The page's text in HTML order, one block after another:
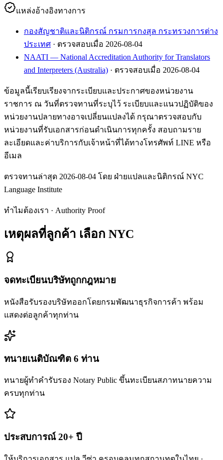
แหล่งอ้างอิงทางการ
กองสัญชาติและนิติกรณ์ กรมการกงสุล กระทรวงการต่าง
ประเทศ · ตรวจสอบเมื่อ 2026-08-04
NAATI — National Accreditation Authority for Translators
and Interpreters (Australia) · ตรวจสอบเมื่อ 2026-08-04
ข้อมูลนี้เรียบเรียงจากระเบียบและประกาศของหน่วยงาน
ราชการ ณ วันที่ตรวจทานที่ระบุไว้ ระเบียบและแนวปฏิบัติของ
หน่วยงานปลายทางอาจเปลี่ยนแปลงได้ กรุณาตรวจสอบกับ
หน่วยงานที่รับเอกสารก่อนดำเนินการทุกครั้ง สอบถามราย
ละเอียดและค่าบริการกับเจ้าหน้าที่ได้ทางโทรศัพท์ LINE หรือ
อีเมล
ตรวจทานล่าสุด 2026-08-04 โดย ฝ่ายแปลและนิติกรณ์ NYC
Language Institute
ทำไมต้องเรา · Authority Proof
เหตุผลที่ลูกค้า เลือก NYC
จดทะเบียนบริษัทถูกกฎหมาย
หนังสือรับรองบริษัทออกโดยกรมพัฒนาธุรกิจการค้า พร้อม
แสดงต่อลูกค้าทุกท่าน
ทนายเนติบัณฑิต 6 ท่าน
ทนายผู้ทำคำรับรอง Notary Public ขึ้นทะเบียนสภาทนายความ
ครบทุกท่าน
ประสบการณ์ 20+ ปี